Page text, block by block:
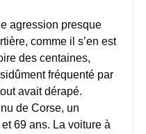
agression presque
comme il s’en est
des centaines,
fréquenté par
avait dérapé.
de Corse, un
69 ans. La voiture à